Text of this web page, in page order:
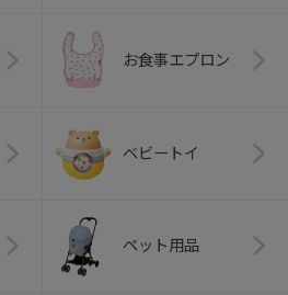
お食事エプロン
ベビートイ
ペット用品